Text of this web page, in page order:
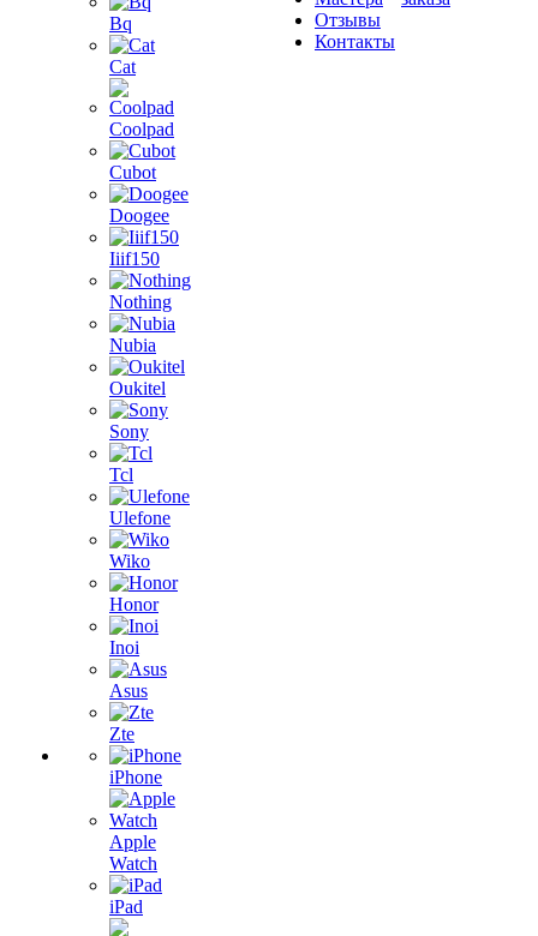
Bq
Cat
Coolpad
Cubot
Doogee
Iiif150
Nothing
Nubia
Oukitel
Sony
Tcl
Ulefone
Wiko
Honor
Inoi
Asus
Zte
iPhone
Apple
Watch
iPad
Отзывы
Контакты